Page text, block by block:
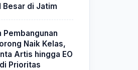
Besar di Jatim
Pembangunan
Naik Kelas,
Artis hingga EO
Prioritas